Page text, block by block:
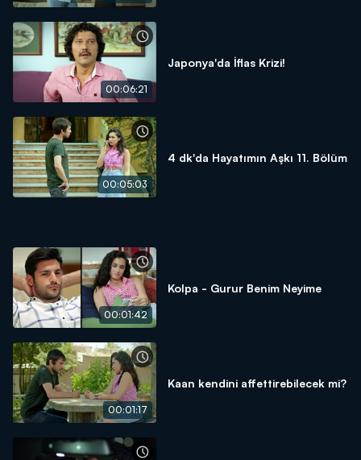
00:06:21
Japonya'da İflas Krizi!
00:05:03
4 dk'da Hayatımın Aşkı 11. Bölüm
00:01:42
Kolpa - Gurur Benim Neyime
00:01:17
Kaan kendini affettirebilecek mi?